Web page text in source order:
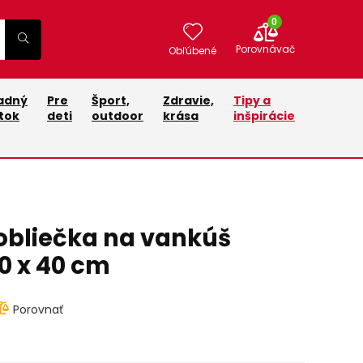
Obľúbené
0
Porovnávač
Pre
deti
Šport,
outdoor
Zdravie,
krása
Tipy a
inšpirácie
na vankúš
x 40 cm
Porovnať